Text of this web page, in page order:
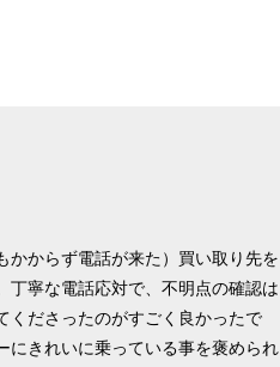
かからず電話が来た）買い取り先を
丁寧な電話応対で、不明点の確認は
くださったのがすごく良かったで
にきれいに乗っている事を褒められ